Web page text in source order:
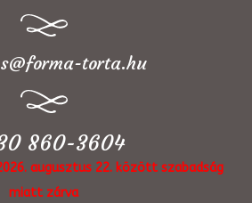
torta.hu
860-3604
augusztus 22. között szabadság
miatt zárva